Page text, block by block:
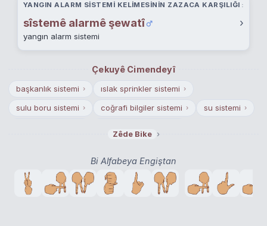
YANGIN ALARM SISTEMI KELIMESININ ZAZACA KARŞILIĞI
sîstemê alarmê şewatî ›
yangın alarm sistemi
Çekuyê Cimendeyî
başkanlık sistemi › ıslak sprinkler sistemi ›
sulu boru sistemi › coğrafi bilgiler sistemi › su sistemi ›
Zêde Bike ›
Bi Alfabeya Engiştan